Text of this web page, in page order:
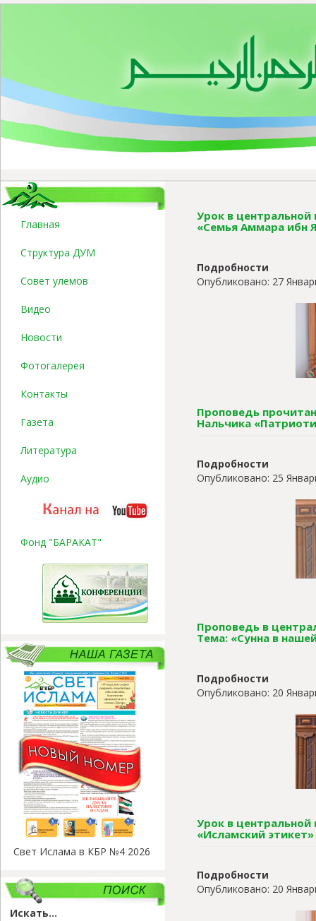
Главная
Структура ДУМ
Совет улемов
Видео
Новости
Фотогалерея
Контакты
Газета
Литература
Аудио
Фонд "БАРАКАТ"
Свет Ислама в КБР №4 2026
Искать...
Урок в центральной
«Семья Аммара ибн
Подробности
Опубликовано: 27
Проповедь
Нальчика
Подробности
Опубликовано: 25
Проповедь в
Тема: «Сунна в
Подробности
Опубликовано: 20
Урок в центральной
«Исламский
Подробности
Опубликовано: 20